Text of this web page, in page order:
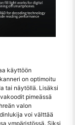
käyttöön
on optimoitu
tai näytöllä. Lisäksi
pimeässä
valon
voi välttää
ympäristössä. Siksi